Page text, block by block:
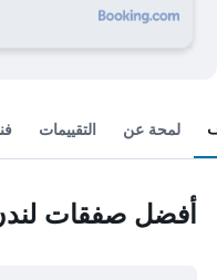
لمحة عن التقييمات
أفضل صفقات